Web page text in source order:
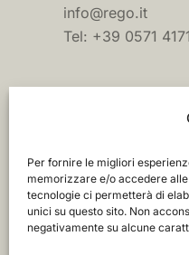
Per fornire le migliori
memorizzare e/o accedere
tecnologie ci permetterà di
unici su questo sito. Non
negativamente su alcune
info@rego.it
Tel: +39 0571
© 2026. All Rights